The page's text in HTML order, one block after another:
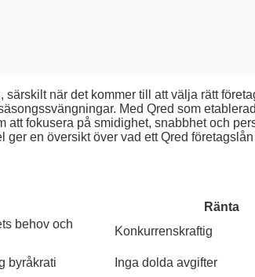
när det kommer till att välja rätt
Med Qred som
att fokusera på smidighet, snabbhet och
en översikt över vad ett Qred
Ränta
behov och
Konkurrenskraftig
byråkrati Inga dolda avgifter